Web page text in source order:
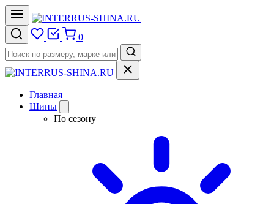
0
Главная
Шины
По сезону